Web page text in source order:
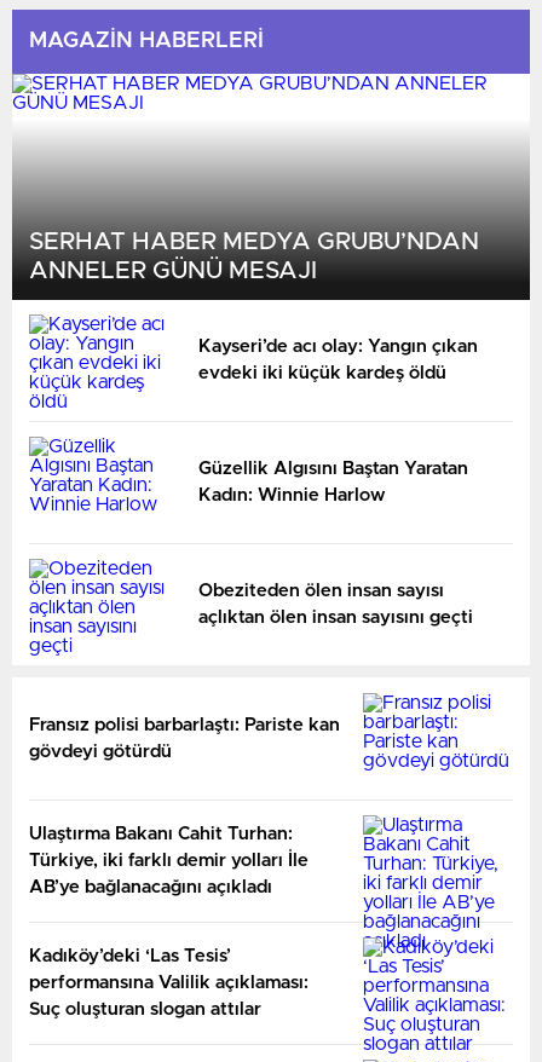
MAGAZİN HABERLERİ
SERHAT HABER MEDYA GRUBU’NDAN
ANNELER GÜNÜ MESAJI
Kayseri’de acı olay: Yangın çıkan
evdeki iki küçük kardeş öldü
Güzellik Algısını Baştan Yaratan
Kadın: Winnie Harlow
Obeziteden ölen insan sayısı
açlıktan ölen insan sayısını geçti
Fransız polisi barbarlaştı: Pariste kan
gövdeyi götürdü
Ulaştırma Bakanı Cahit Turhan:
Türkiye, iki farklı demir yolları İle
AB’ye bağlanacağını açıkladı
Kadıköy’deki ‘Las Tesis’
performansına Valilik açıklaması:
Suç oluşturan slogan attılar